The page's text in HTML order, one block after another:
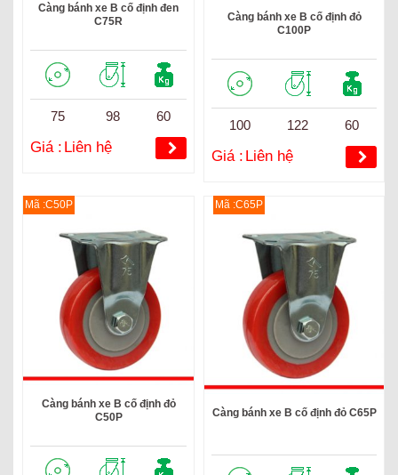
Càng bánh xe B cố định đen
C75R
75 98 60
Giá : Liên hệ
Càng bánh xe B cố định đỏ
C100P
100 122 60
Giá : Liên hệ
Mã :C50P
Càng bánh xe B cố định đỏ
C50P
Mã :C65P
Càng bánh xe B cố định đỏ C65P